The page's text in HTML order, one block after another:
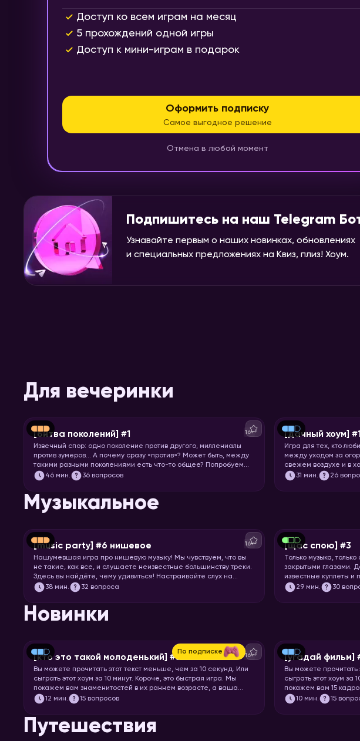
Доступ ко всем играм на месяц
5 прохождений одной игры
Доступ к мини-играм в подарок
Оформить подписку
Самое выгодное решение
Отмена в любой момент
Подпишитесь на наш Telegram
Узнавайте первым о наших новинках, обновлениях
и специальных предложениях на Квиз, плиз! Хоум.
Для вечеринки
[битва поколений] #1 16+
Извечный спор: одно поколение против другого, миллениалы
против зумеров… А почему сразу «против»? Может быть, между
такими разными поколениями есть что-то общее? Попробуем
понять друг друга и поностальгируем по символам нескольких
46 мин. 36 вопросов
[дачный хоум] #1
Игра для тех, кто
между уходом за
свежем воздухе и в
соседями по даче!
31 мин. 26
Музыкальное
[music party] #6 нишевое 16+
Нашумевшая игра про нишевую музыку! Мы чувствуем, что вы
не такие, как все, и слушаете неизвестные большинству треки.
Здесь вы найдёте, чему удивиться! Настраивайте слух на
изысканную непопулярную музыку всех жанров, эпох и стран. И
38 мин. 32 вопроса
[щас спою] #3
Только музыка,
закрытыми глазами.
известные куплеты и
и радостно!
29мин. 30
Новинки
По подписке
[кто это такой молоденький] #5 16+
Вы можете прочитать этот текст меньше, чем за 10 секунд. Или
сыграть этот хоум за 10 минут. Короче, это быстрая игра. Мы
покажем вам знаменитостей в их раннем возрасте, а ваша
задача – узнать их.
12 мин. 15 вопросов
[угадай фильм]
Вы можете прочитать
сыграть этот хоум за
покажем вам 15
ваша задача –
10мин. 15
Путешествия